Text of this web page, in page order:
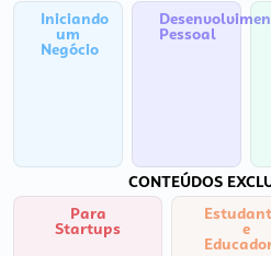
Iniciando
um
Negócio
Pessoal
CONTEÚDOS
Para
Startups e